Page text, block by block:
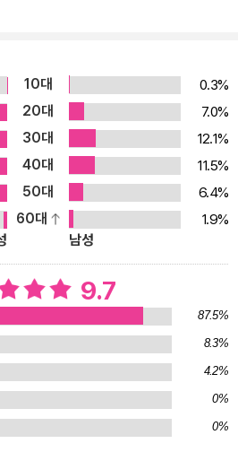
서 입소문이 퍼져나갔고, 어느새 ‘1인
올라 수십 만 원에 거래되기에 이른 것
을 이었다. “이 책 재고 없어
수 없나요?” “출판사는 알아요? 이 책
어떻게 좀 해결해줘야죠.” “신고할 게
해서 판매하는 업체들이 있어요.” “지
있죠? 제가 지금 갈 테니 복사할 수 없
다는 제보 또한 사실이었다. 이를 적발
취한 것은 물론이다. 그야말로 절판된
은 컸다. 궁금했다. 이렇게 이 책을 찾아
을 그렇게 찾는 걸까? 마흔 넘어
공부하다가 이제는 주말마다 여는 부
번다는 부동산 카페 운영자, 아파트에
10대
0.3%
20대
7.0%
30대
12.1%
40대
11.5%
50대
6.4%
60대
1.9%
남성
9.7
87.5%
8.3%
4.2%
0%
0%